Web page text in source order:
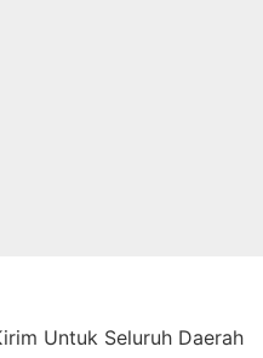
Untuk Seluruh Daerah